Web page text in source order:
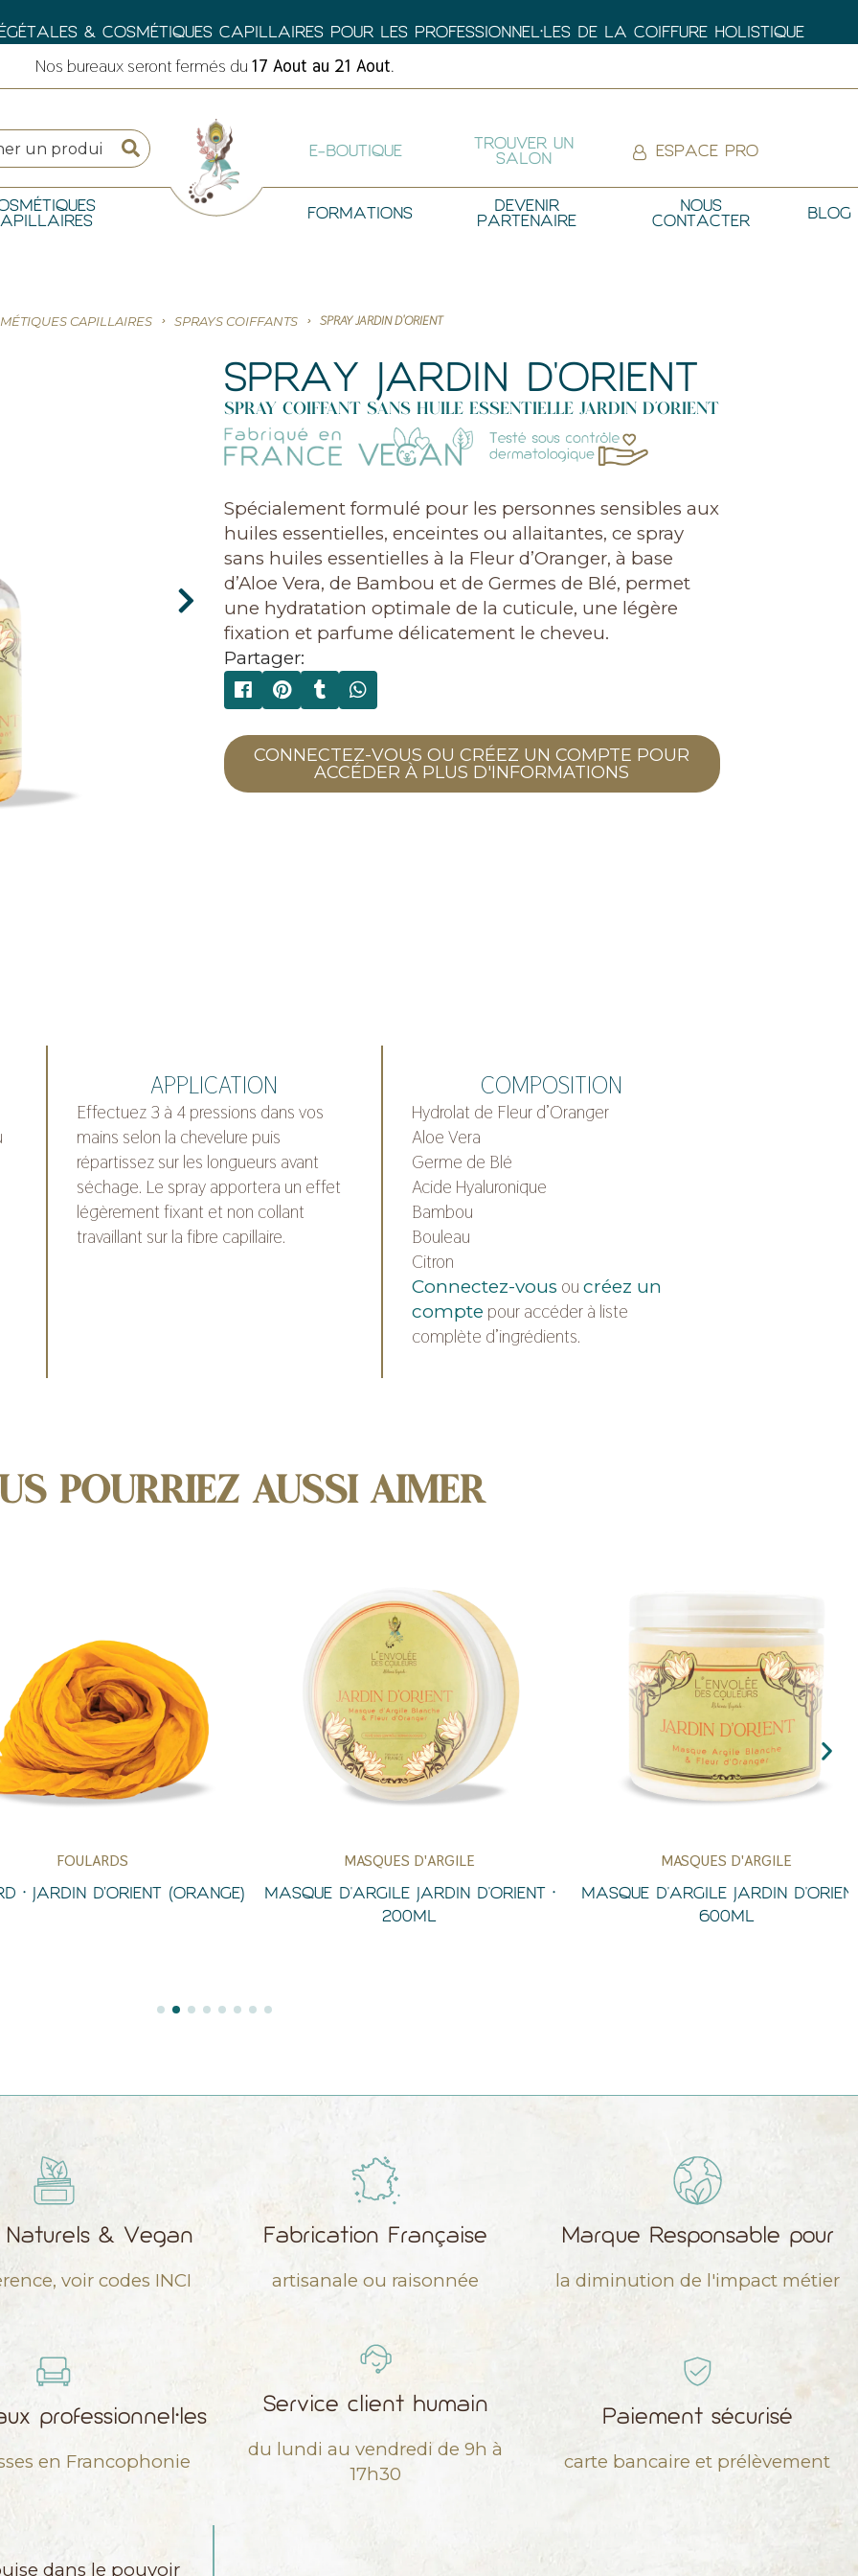
& COSMÉTIQUES CAPILLAIRES POUR LES PROFESSIONNEL•LES DE LA COIFFURE HOLISTIQUE
Nos bureaux seront fermés du 17 Aout au 21 Aout.
E-BOUTIQUE
TROUVER UN
SALON
ESPACE PRO
FORMATIONS
DEVENIR
PARTENAIRE
NOUS
CONTACTER
BLOG
CAPILLAIRES SPRAYS COIFFANTS SPRAY JARDIN D'ORIENT
SPRAY JARDIN D'ORIENT
SPRAY COIFFANT SANS HUILE ESSENTIELLE JARDIN D'ORIENT
Spécialement formulé pour les personnes sensibles aux
huiles essentielles, enceintes ou allaitantes, ce spray
sans huiles essentielles à la Fleur d’Oranger, à base
d’Aloe Vera, de Bambou et de Germes de Blé, permet
une hydratation optimale de la cuticule, une légère
fixation et parfume délicatement le cheveu.
Partager:
CONNECTEZ-VOUS OU CRÉEZ UN COMPTE POUR
ACCÉDER À PLUS D'INFORMATIONS
APPLICATION
Effectuez 3 à 4 pressions dans vos
mains selon la chevelure puis
répartissez sur les longueurs avant
séchage. Le spray apportera un effet
légèrement fixant et non collant
travaillant sur la fibre capillaire.
COMPOSITION
Hydrolat de Fleur d’Oranger
Aloe Vera
Germe de Blé
Acide Hyaluronique
Bambou
Bouleau
Citron
Connectez-vous ou créez un
compte pour accéder à liste
complète d’ingrédients.
POURRIEZ AUSSI AIMER
Aperçu Rapide
FOULARDS
D’ORIENT (ORANGE)
Aperçu Rapide
MASQUES D'ARGILE
MASQUE D'ARGILE JARDIN D'ORIENT •
200ML
Aperçu Rapide
MASQUES D'ARGILE
MASQUE D'ARGILE JARDIN D'ORIENT •
600ML
Naturels & Vegan
voir codes INCI
Fabrication Française
artisanale ou raisonnée
Marque Responsable pour
la diminution de l'impact métier
professionnel•les
en Francophonie
Service client humain
du lundi au vendredi de 9h à
17h30
Paiement sécurisé
carte bancaire et prélèvement
dans le pouvoir